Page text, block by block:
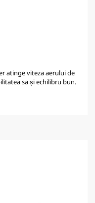
atinge viteza aerului de
sa și echilibru bun.